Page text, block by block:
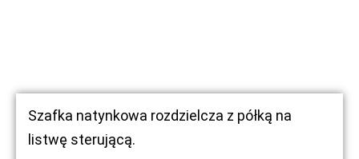
Szafka natynkowa rozdzielcza z półką na
listwę sterującą.